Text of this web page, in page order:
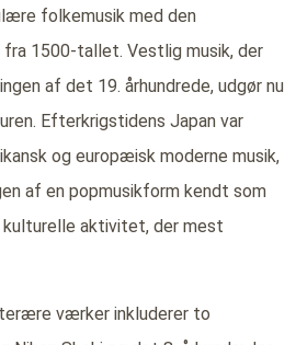
folkemusik med den
fra 1500-tallet. Vestlig musik, der
af det 19. århundrede, udgør nu
Efterkrigstidens Japan var
og europæisk moderne musik,
af en popmusikform kendt som
kulturelle aktivitet, der mest
værker inkluderer to